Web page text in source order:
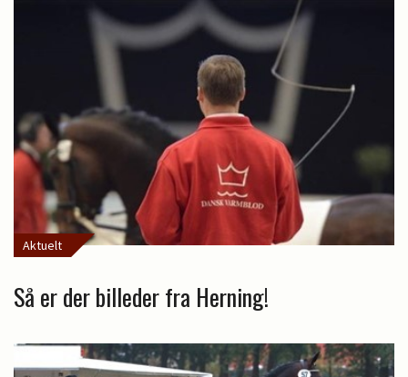
Aktuelt
Så er der billeder fra Herning!